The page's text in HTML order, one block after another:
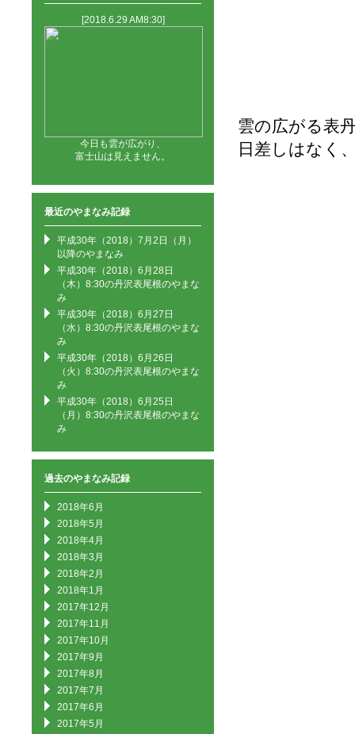
[2018.6.29 AM8:30]
今日も雲が広がり、
富士山は見えません。
最近のやまなみ記録
平成30年（2018）7月2日（月）
以降のやまなみ
平成30年（2018）6月28日
（木）8:30の丹沢表尾根のやまな
み
平成30年（2018）6月27日
（水）8:30の丹沢表尾根のやまな
み
平成30年（2018）6月26日
（火）8:30の丹沢表尾根のやまな
み
平成30年（2018）6月25日
（月）8:30の丹沢表尾根のやまな
み
過去のやまなみ記録
2018年6月
2018年5月
2018年4月
2018年3月
2018年2月
2018年1月
2017年12月
2017年11月
2017年10月
2017年9月
2017年8月
2017年7月
2017年6月
2017年5月
雲の広がる表
日差しはなく